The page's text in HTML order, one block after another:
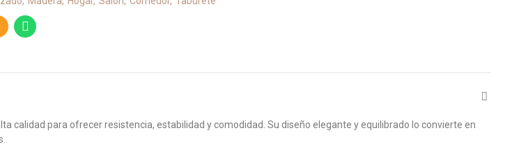
calidad para ofrecer resistencia, estabilidad y comodidad. Su diseño elegante y equilibrado lo convierte en